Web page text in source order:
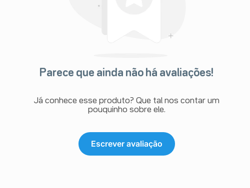
Parece que ainda não há avaliações!
Já conhece esse produto? Que tal nos contar um
pouquinho sobre ele.
Escrever avaliação